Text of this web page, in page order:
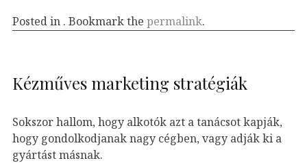
Posted in . Bookmark the permalink.
Kézműves marketing stratégiák
Sokszor hallom, hogy alkotók azt a tanácsot kapják,
hogy gondolkodjanak nagy cégben, vagy adják ki a
gyártást másnak.